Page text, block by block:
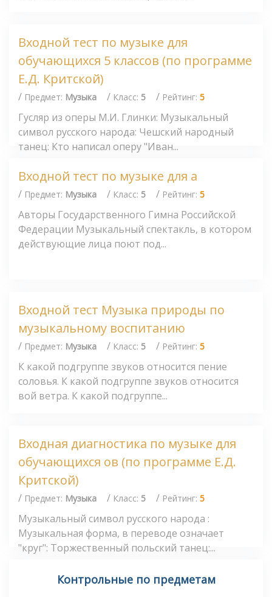
Входной тест по музыке для
обучающихся 5 классов (по программе
Е.Д. Критской)
/ Предмет: Музыка / Класс: 5 / Рейтинг: 5
Гусляр из оперы М.И. Глинки: Музыкальный
символ русского народа: Чешский народный
танец: Кто написал оперу "Иван...
Входной тест по музыке для а
/ Предмет: Музыка / Класс: 5 / Рейтинг: 5
Авторы Государственного Гимна Российской
Федерации Музыкальный спектакль, в котором
действующие лица поют под...
Входной тест Музыка природы по
музыкальному воспитанию
/ Предмет: Музыка / Класс: 5 / Рейтинг: 5
К какой подгруппе звуков относится пение
соловья. К какой подгруппе звуков относится
вой ветра. К какой подгруппе...
Входная диагностика по музыке для
обучающихся ов (по программе Е.Д.
Критской)
/ Предмет: Музыка / Класс: 5 / Рейтинг: 5
Музыкальный символ русского народа :
Музыкальная форма, в переводе означает
"круг": Торжественный польский танец:...
Контрольные по предметам